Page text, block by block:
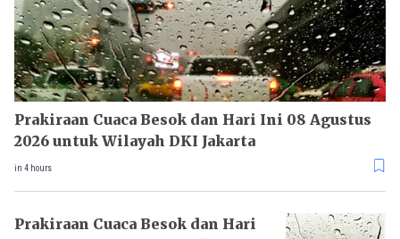
Prakiraan Cuaca Besok dan Hari Ini 08 Agustus
2026 untuk Wilayah DKI Jakarta
in 4 hours
Prakiraan Cuaca Besok dan Hari